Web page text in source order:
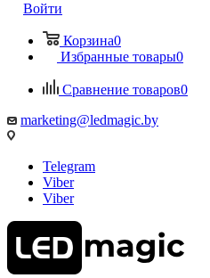
Войти
Корзина0
Избранные товары0
Сравнение товаров0
marketing@ledmagic.by
Telegram
Viber
Viber